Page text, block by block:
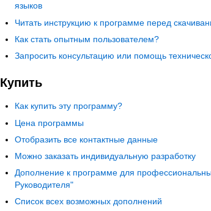
языков
Читать инструкцию к программе перед
Как стать опытным пользователем?
Запросить консультацию или помощь
Купить
Как купить эту программу?
Цена программы
Отобразить все контактные данные
Можно заказать индивидуальную разработку
Дополнение к программе для
Руководителя"
Список всех возможных дополнений